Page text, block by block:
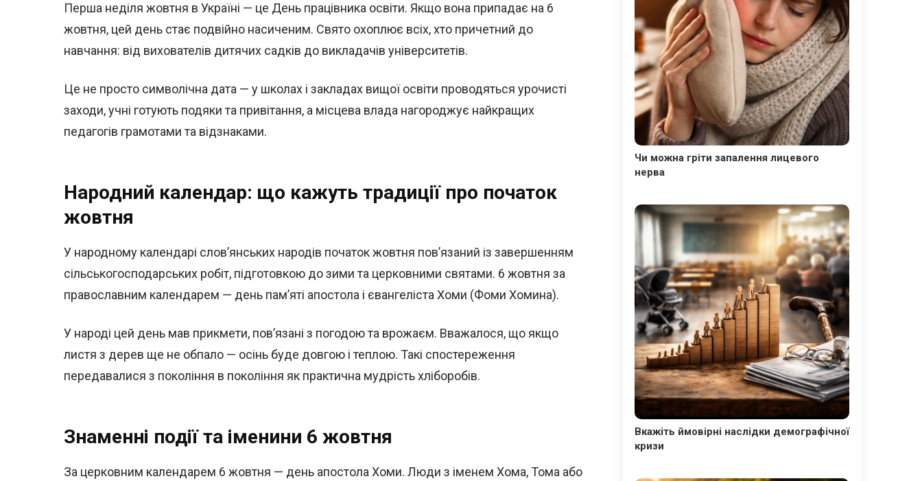
Перша неділя жовтня в Україні — це День працівника освіти. Якщо вона припадає на 6
жовтня, цей день стає подвійно насиченим. Свято охоплює всіх, хто причетний до
навчання: від вихователів дитячих садків до викладачів університетів.
Це не просто символічна дата — у школах і закладах вищої освіти проводяться урочисті
заходи, учні готують подяки та привітання, а місцева влада нагороджує найкращих
педагогів грамотами та відзнаками.
Народний календар: що кажуть традиції про початок
жовтня
У народному календарі слов’янських народів початок жовтня пов’язаний із завершенням
сільськогосподарських робіт, підготовкою до зими та церковними святами. 6 жовтня за
православним календарем — день пам’яті апостола і євангеліста Хоми (Фоми Хомина).
У народі цей день мав прикмети, пов’язані з погодою та врожаєм. Вважалося, що якщо
листя з дерев ще не обпало — осінь буде довгою і теплою. Такі спостереження
передавалися з покоління в покоління як практична мудрість хліборобів.
Знаменні події та іменини 6 жовтня
За церковним календарем 6 жовтня — день апостола Хоми. Люди з іменем Хома, Тома або
Чи можна гріти запалення лицевого
нерва
Вкажіть ймовірні наслідки демографічної
кризи